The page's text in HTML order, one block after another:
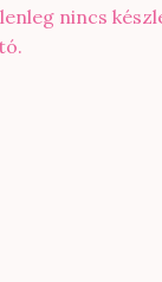
nincs